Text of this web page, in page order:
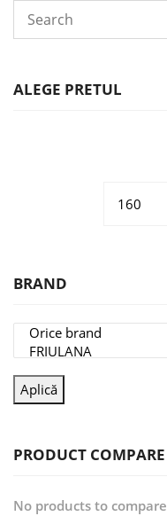
ALEGE PRETUL
BRAND
Aplică
PRODUCT COMPARE
No products to compare